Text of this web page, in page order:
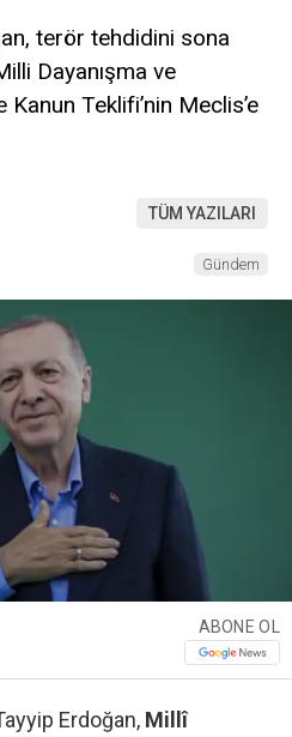
terör tehdidini sona
Dayanışma ve
Teklifi’nin Meclis’e
TÜM YAZILARI
Gündem
ABONE OL
Erdoğan, Millî